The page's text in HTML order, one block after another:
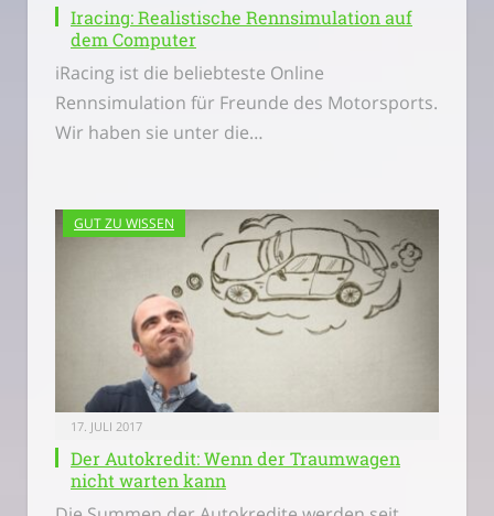
Iracing: Realistische Rennsimulation auf
dem Computer
iRacing ist die beliebteste Online
Rennsimulation für Freunde des Motorsports.
Wir haben sie unter die…
GUT ZU WISSEN
17. JULI 2017
Der Autokredit: Wenn der Traumwagen
nicht warten kann